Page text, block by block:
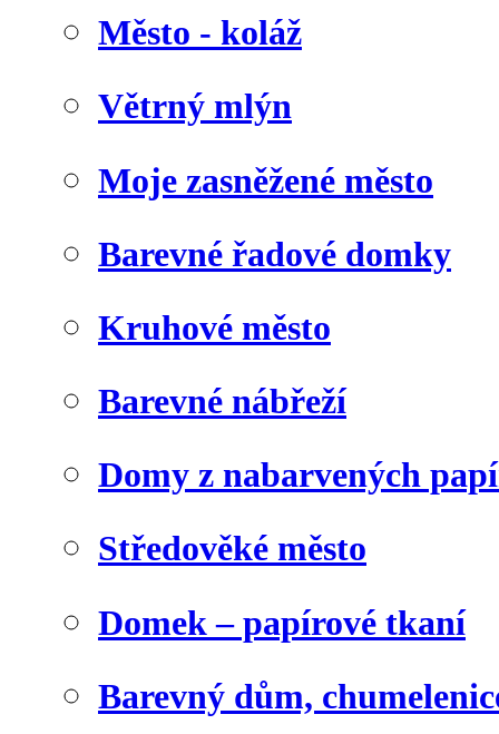
Město - koláž
Větrný mlýn
Moje zasněžené město
Barevné řadové domky
Kruhové město
Barevné nábřeží
Domy z nabarvených
Středověké město
Domek – papírové tkaní
Barevný dům,